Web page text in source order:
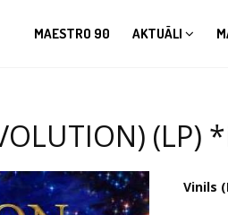
MAESTRO 90 AKTUĀLI
Vinils